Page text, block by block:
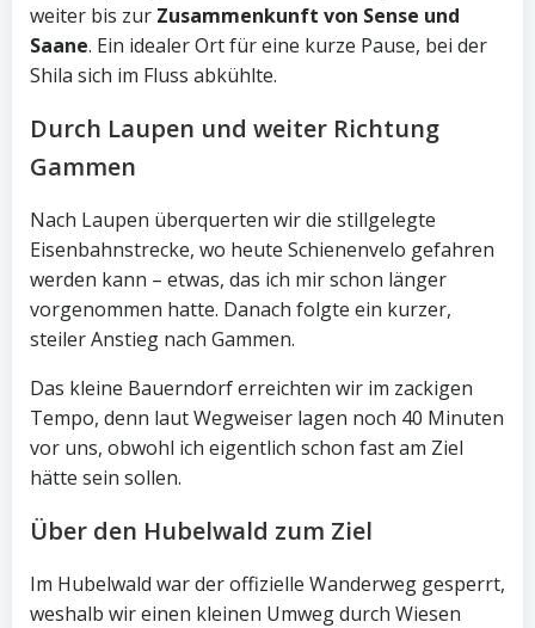
weiter bis zur Zusammenkunft von Sense und
Saane. Ein idealer Ort für eine kurze Pause, bei der
Shila sich im Fluss abkühlte.
Durch Laupen und weiter Richtung
Gammen
Nach Laupen überquerten wir die stillgelegte
Eisenbahnstrecke, wo heute Schienenvelo gefahren
werden kann – etwas, das ich mir schon länger
vorgenommen hatte. Danach folgte ein kurzer,
steiler Anstieg nach Gammen.
Das kleine Bauerndorf erreichten wir im zackigen
Tempo, denn laut Wegweiser lagen noch 40 Minuten
vor uns, obwohl ich eigentlich schon fast am Ziel
hätte sein sollen.
Über den Hubelwald zum Ziel
Im Hubelwald war der offizielle Wanderweg gesperrt,
weshalb wir einen kleinen Umweg durch Wiesen